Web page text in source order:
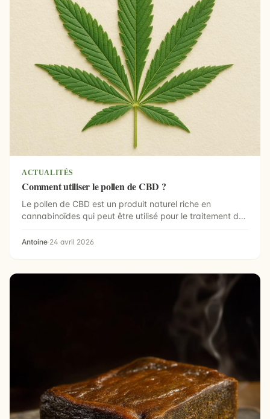
ACTUALITÉS
Comment utiliser le pollen de CBD ?
Le pollen de CBD est un produit naturel riche en
cannabinoïdes qui peut être utilisé pour le traitement de
di...
Antoine·24 avril 2026